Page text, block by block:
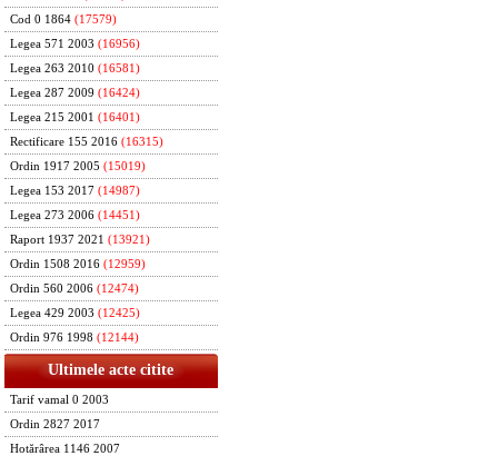
Cod 0 1864 (17579)
Legea 571 2003 (16956)
Legea 263 2010 (16581)
Legea 287 2009 (16424)
Legea 215 2001 (16401)
Rectificare 155 2016 (16315)
Ordin 1917 2005 (15019)
Legea 153 2017 (14987)
Legea 273 2006 (14451)
Raport 1937 2021 (13921)
Ordin 1508 2016 (12959)
Ordin 560 2006 (12474)
Legea 429 2003 (12425)
Ordin 976 1998 (12144)
Ultimele acte citite
Tarif vamal 0 2003
Ordin 2827 2017
Hotărârea 1146 2007